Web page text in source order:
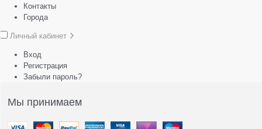
Контакты
Города
Личный кабинет
Вход
Регистрация
Забыли пароль?
Мы принимаем